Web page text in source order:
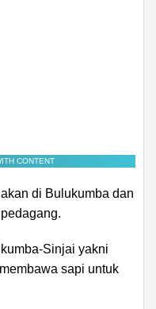
CONTENT
di Bulukumba dan
Sinjai yakni
sapi untuk